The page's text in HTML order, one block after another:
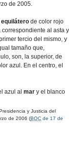
de 2005.
de color rojo
al asta y
tercio del mismo, y
tamaño que,
son, la superior, de
azul. En el centro, el
azul al mar y el blanco
y Justicia del
de 2006 (BOC de 17 de